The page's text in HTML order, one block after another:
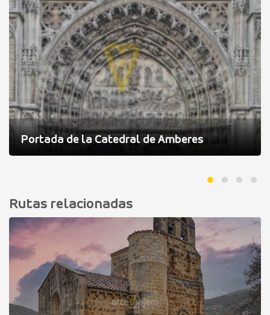
Portada de la Catedral de Amberes
Rutas relacionadas